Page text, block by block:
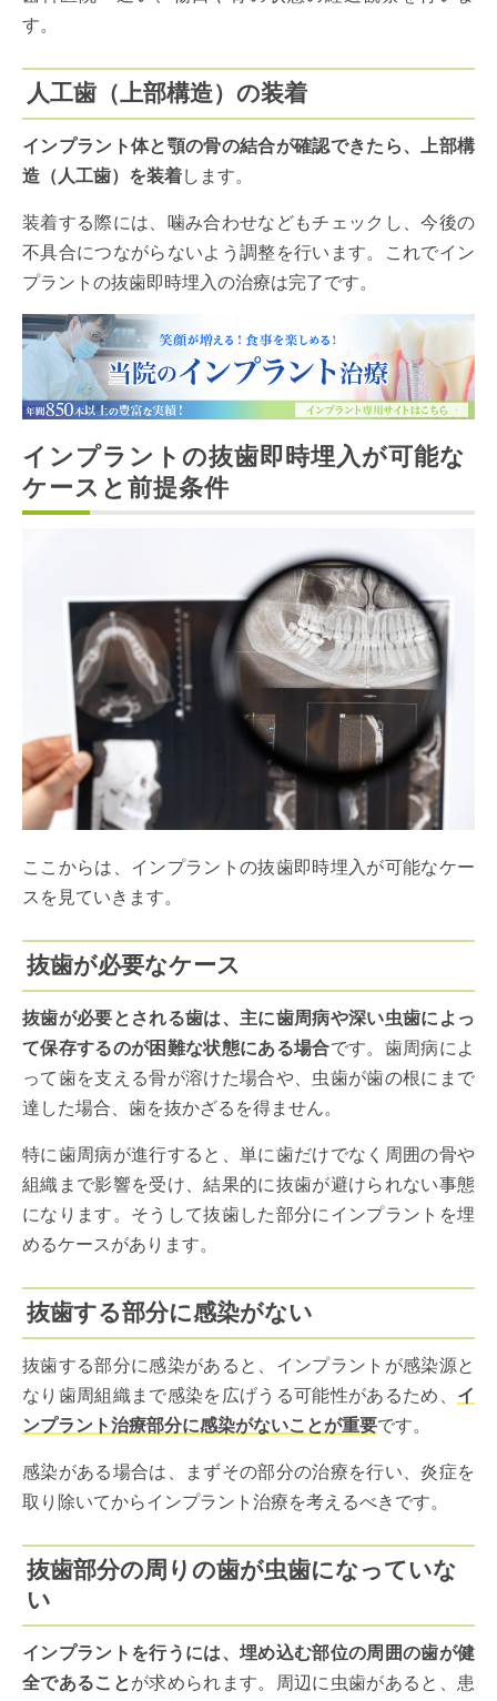
す。
人工歯（上部構造）の装着
インプラント体と顎の骨の結合が確認できたら、上部構
造（人工歯）を装着します。
装着する際には、噛み合わせなどもチェックし、今後の
不具合につながらないよう調整を行います。これでイン
プラントの抜歯即時埋入の治療は完了です。
インプラントの抜歯即時埋入が可能な
ケースと前提条件
ここからは、インプラントの抜歯即時埋入が可能なケー
スを見ていきます。
抜歯が必要なケース
抜歯が必要とされる歯は、主に歯周病や深い虫歯によっ
て保存するのが困難な状態にある場合です。歯周病によ
って歯を支える骨が溶けた場合や、虫歯が歯の根にまで
達した場合、歯を抜かざるを得ません。
特に歯周病が進行すると、単に歯だけでなく周囲の骨や
組織まで影響を受け、結果的に抜歯が避けられない事態
になります。そうして抜歯した部分にインプラントを埋
めるケースがあります。
抜歯する部分に感染がない
抜歯する部分に感染があると、インプラントが感染源と
なり歯周組織まで感染を広げうる可能性があるため、 イ
ンプラント治療部分に感染がないことが重要です。
感染がある場合は、まずその部分の治療を行い、炎症を
取り除いてからインプラント治療を考えるべきです。
抜歯部分の周りの歯が虫歯になっていな
い
インプラントを行うには、埋め込む部位の周囲の歯が健
全であることが求められます。周辺に虫歯があると、患